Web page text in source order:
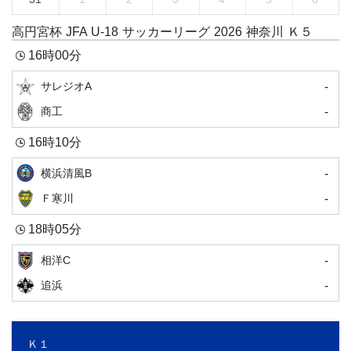
高円宮杯 JFA U-18 サッカーリーグ 2026 神奈川 Ｋ５
16時00分
サレジオA
商工
-
-
16時10分
横浜清風B
Ｆ寒川
-
-
18時05分
相洋C
追浜
-
-
Ｋ１